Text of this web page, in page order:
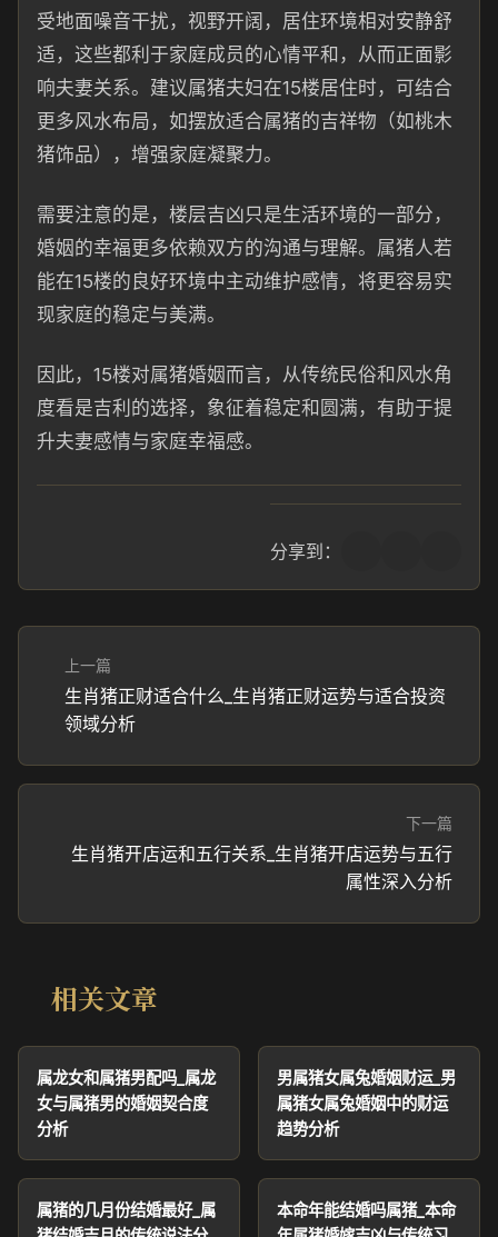
受地面噪音干扰，视野开阔，居住环境相对安静舒
适，这些都利于家庭成员的心情平和，从而正面影
响夫妻关系。建议属猪夫妇在15楼居住时，可结合
更多风水布局，如摆放适合属猪的吉祥物（如桃木
猪饰品），增强家庭凝聚力。
需要注意的是，楼层吉凶只是生活环境的一部分，
婚姻的幸福更多依赖双方的沟通与理解。属猪人若
能在15楼的良好环境中主动维护感情，将更容易实
现家庭的稳定与美满。
因此，15楼对属猪婚姻而言，从传统民俗和风水角
度看是吉利的选择，象征着稳定和圆满，有助于提
升夫妻感情与家庭幸福感。
分享到：
上一篇
生肖猪正财适合什么_生肖猪正财运势与适合投资
领域分析
下一篇
生肖猪开店运和五行关系_生肖猪开店运势与五行
属性深入分析
相关文章
属龙女和属猪男配吗_属龙
女与属猪男的婚姻契合度
分析
男属猪女属兔婚姻财运_男
属猪女属兔婚姻中的财运
趋势分析
属猪的几月份结婚最好_属
本命年能结婚吗属猪_本命